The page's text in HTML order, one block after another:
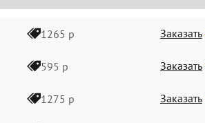
1265 р Заказать
595 р Заказать
1275 р Заказать